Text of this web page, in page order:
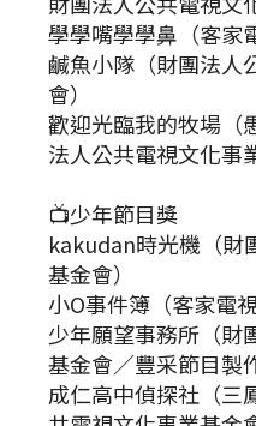
學學嘴學學鼻（客家
鹹魚小隊（財團法人
會）
歡迎光臨我的牧場（
法人公共電視文化事
📺少年節目獎
kakudan時光機（財
基金會）
小O事件簿（客家電視
少年願望事務所（財
基金會／豐采節目製
成仁高中偵探社（三